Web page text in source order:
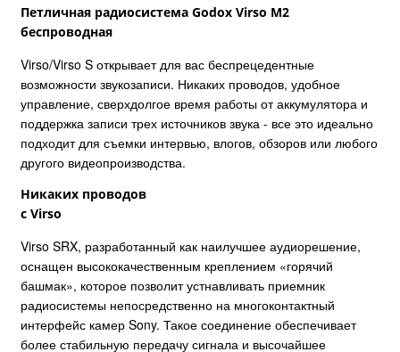
Петличная радиосистема Godox Virso M2
беспроводная
Virso/Virso S открывает для вас беспрецедентные
возможности звукозаписи. Никаких проводов, удобное
управление, сверхдолгое время работы от аккумулятора и
поддержка записи трех источников звука - все это идеально
подходит для съемки интервью, влогов, обзоров или любого
другого видеопроизводства.
Никаких проводов
с Virso
Virso SRX, разработанный как наилучшее аудиорешение,
оснащен высококачественным креплением «горячий
башмак», которое позволит устнавливать приемник
радиосистемы непосредственно на многоконтактный
интерфейс камер Sony. Такое соединение обеспечивает
более стабильную передачу сигнала и высочайшее